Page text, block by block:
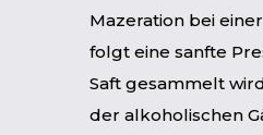
Mazeration bei
folgt eine sanfte
Saft gesammelt
der alkoholischen